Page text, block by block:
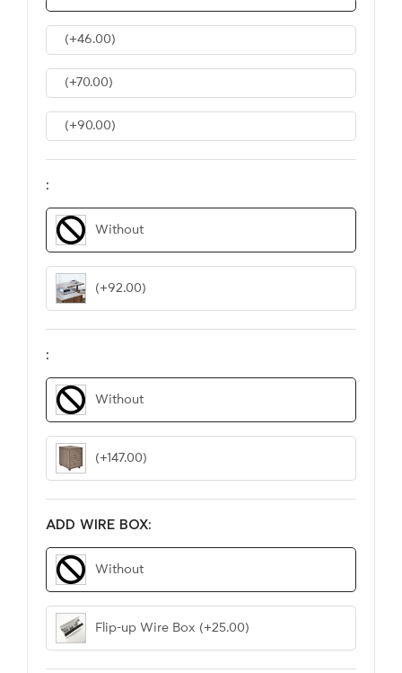
(+46.00)
(+70.00)
(+90.00)
:
Without
(+92.00)
:
Without
(+147.00)
ADD WIRE BOX:
Without
Flip-up Wire Box (+25.00)